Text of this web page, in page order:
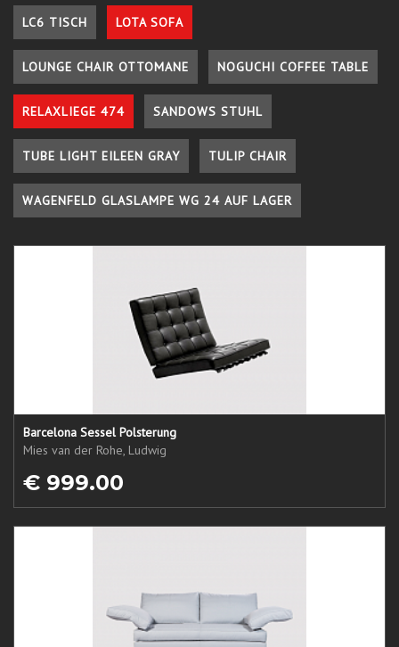
LC6 TISCH LOTA SOFA
LOUNGE CHAIR OTTOMANE NOGUCHI COFFEE TABLE
RELAXLIEGE 474 SANDOWS STUHL
TUBE LIGHT EILEEN GRAY TULIP CHAIR
WAGENFELD GLASLAMPE WG 24 AUF LAGER
Barcelona Sessel Polsterung
Mies van der Rohe, Ludwig
€ 999.00